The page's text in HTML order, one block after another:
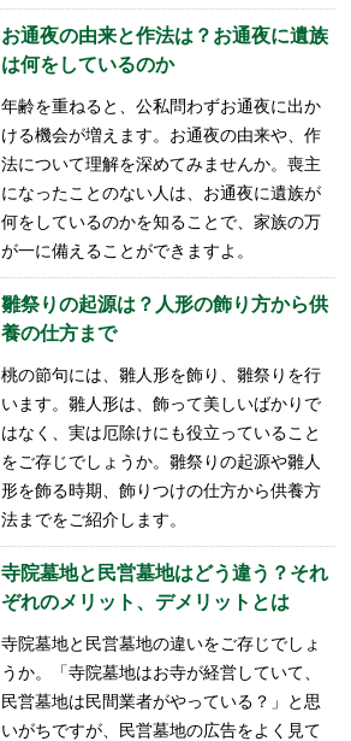
お通夜の由来と作法は？お通夜に遺族
は何をしているのか
年齢を重ねると、公私問わずお通夜に出か
ける機会が増えます。お通夜の由来や、作
法について理解を深めてみませんか。喪主
になったことのない人は、お通夜に遺族が
何をしているのかを知ることで、家族の万
が一に備えることができますよ。
雛祭りの起源は？人形の飾り方から供
養の仕方まで
桃の節句には、雛人形を飾り、雛祭りを行
います。雛人形は、飾って美しいばかりで
はなく、実は厄除けにも役立っていること
をご存じでしょうか。雛祭りの起源や雛人
形を飾る時期、飾りつけの仕方から供養方
法までをご紹介します。
寺院墓地と民営墓地はどう違う？それ
ぞれのメリット、デメリットとは
寺院墓地と民営墓地の違いをご存じでしょ
うか。「寺院墓地はお寺が経営していて、
民営墓地は民間業者がやっている？」と思
いがちですが、民営墓地の広告をよく見て